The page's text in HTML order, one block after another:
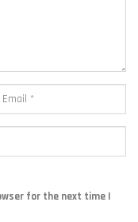
for the next time I